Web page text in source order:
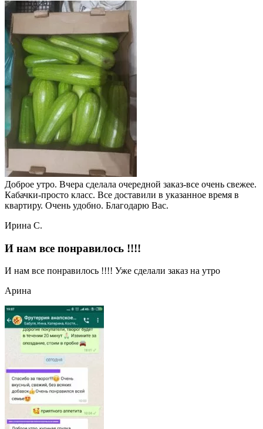
Доброе утро. Вчера сделала очередной заказ-все очень свежее.
Кабачки-просто класс. Все доставили в указанное время в
квартиру. Очень удобно. Благодарю Вас.
Ирина С.
И нам все понравилось !!!!
И нам все понравилось !!!! Уже сделали заказ на утро
Арина